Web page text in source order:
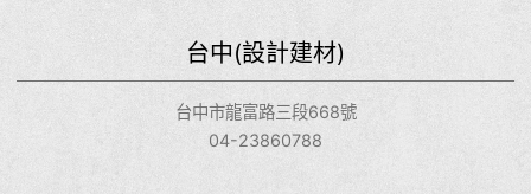
台中(設計建材)
台中市龍富路三段668號
04-23860788